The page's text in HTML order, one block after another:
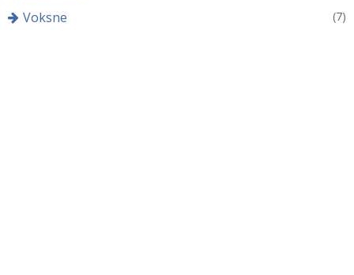
Voksne (7)